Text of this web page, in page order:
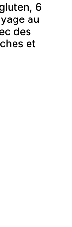
6
au
des
et